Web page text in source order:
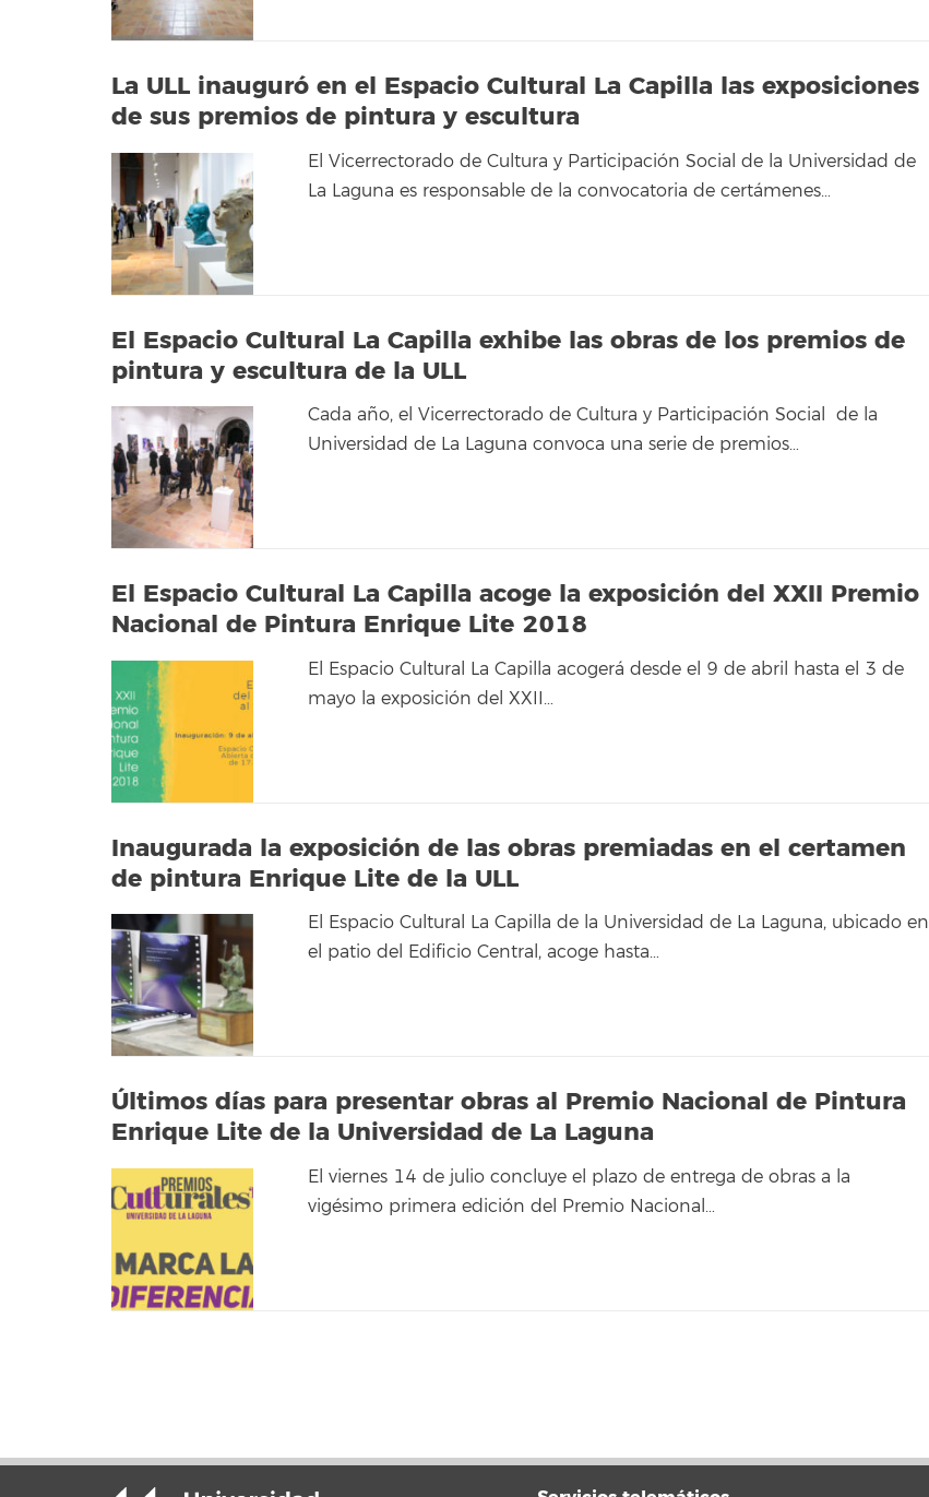
La ULL inauguró en el Espacio Cultural La Capilla las exposiciones
de sus premios de pintura y escultura
El Vicerrectorado de Cultura y Participación Social de la Universidad de
La Laguna es responsable de la convocatoria de certámenes…
El Espacio Cultural La Capilla exhibe las obras de los premios de
pintura y escultura de la ULL
Cada año, el Vicerrectorado de Cultura y Participación Social de la
Universidad de La Laguna convoca una serie de premios…
El Espacio Cultural La Capilla acoge la exposición del XXII Premio
Nacional de Pintura Enrique Lite 2018
El Espacio Cultural La Capilla acogerá desde el 9 de abril hasta el 3 de
mayo la exposición del XXII…
Inaugurada la exposición de las obras premiadas en el certamen
de pintura Enrique Lite de la ULL
El Espacio Cultural La Capilla de la Universidad de La Laguna, ubicado en
el patio del Edificio Central, acoge hasta…
Últimos días para presentar obras al Premio Nacional de Pintura
Enrique Lite de la Universidad de La Laguna
El viernes 14 de julio concluye el plazo de entrega de obras a la
vigésimo primera edición del Premio Nacional…